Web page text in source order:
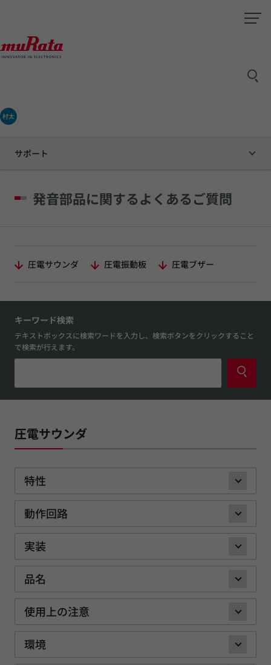
村太
サポート
発音部品に関するよくあるご質問
圧電サウンダ 圧電振動板 圧電ブザー
キーワード検索
テキストボックスに検索ワードを入力し、検索ボタンをクリックすること
で検索が行えます。
圧電サウンダ
特性
動作回路
実装
品名
使用上の注意
環境